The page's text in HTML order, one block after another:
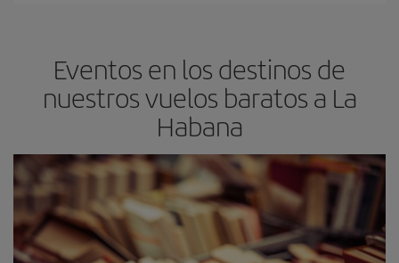
Eventos en los destinos de
nuestros vuelos baratos a La
Habana